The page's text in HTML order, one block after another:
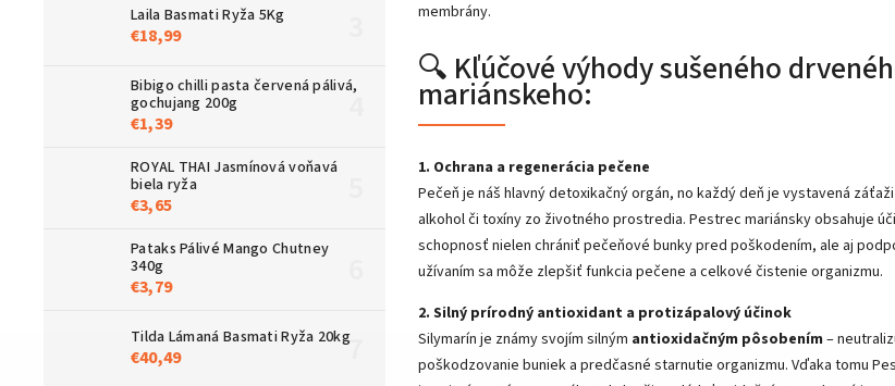
Laila Basmati Ryža 5Kg
€18,99
Bibigo chilli pasta červená pálivá,
gochujang 200g
€1,39
ROYAL THAI Jasmínová voňavá
biela ryža
€3,65
Pataks Pálivé Mango Chutney
340g
€3,79
Tilda Lámaná Basmati Ryža 20kg
€40,49
membrány.
🔍 Kľúčové výhody sušeného
mariánskeho:
1. Ochrana a regenerácia pečene
Pečeň je náš hlavný detoxikačný orgán, no každý deň je vystavená
alkohol či toxíny zo životného prostredia. Pestrec mariánsky obsahuje
schopnosť nielen chrániť pečeňové bunky pred poškodením, ale aj
užívaním sa môže zlepšiť funkcia pečene a celkové čistenie organizmu.
2. Silný prírodný antioxidant a protizápalový účinok
Silymarín je známy svojím silným antioxidačným pôsobením –
poškodzovanie buniek a predčasné starnutie organizmu. Vďaka tomu